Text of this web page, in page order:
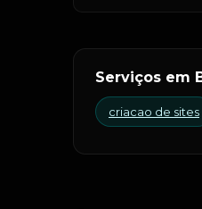
Serviços em
criacao de sites